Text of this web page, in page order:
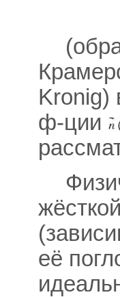
Kronig)
ф-ции
её